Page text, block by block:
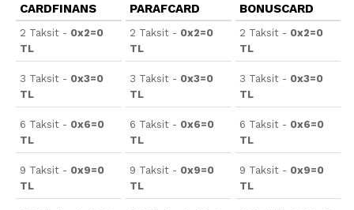
CARDFINANS
2 Taksit - 0x2=0
TL
3 Taksit - 0x3=0
TL
6 Taksit - 0x6=0
TL
9 Taksit - 0x9=0
TL
PARAFCARD
2 Taksit - 0x2=0
TL
3 Taksit - 0x3=0
TL
6 Taksit - 0x6=0
TL
9 Taksit - 0x9=0
TL
BONUSCARD
2 Taksit - 0x2=0
TL
3 Taksit - 0x3=0
TL
6 Taksit - 0x6=0
TL
9 Taksit - 0x9=0
TL